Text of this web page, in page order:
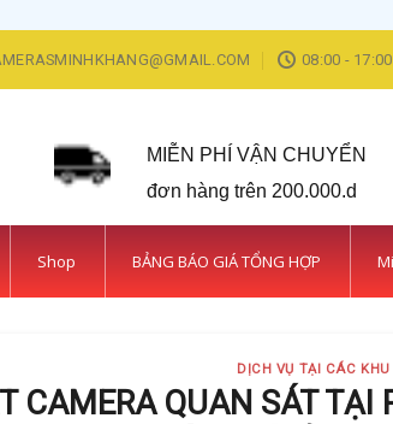
08:00 - 17:00
MIỄN PHÍ VẬN CHUYỂN
đơn hàng trên 200.000.d
Shop BẢNG BÁO GIÁ TỔNG HỢP
DỊCH VỤ TẠI CÁC KHU
CAMERA QUAN SÁT TẠI